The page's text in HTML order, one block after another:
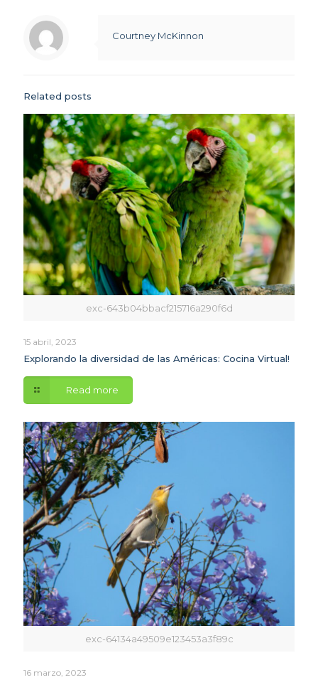
Courtney McKinnon
Related posts
exc-643b04bbacf215716a290f6d
15 abril, 2023
Explorando la diversidad de las Américas: Cocina Virtual!
Read more
exc-64134a49509e123453a3f89c
16 marzo, 2023